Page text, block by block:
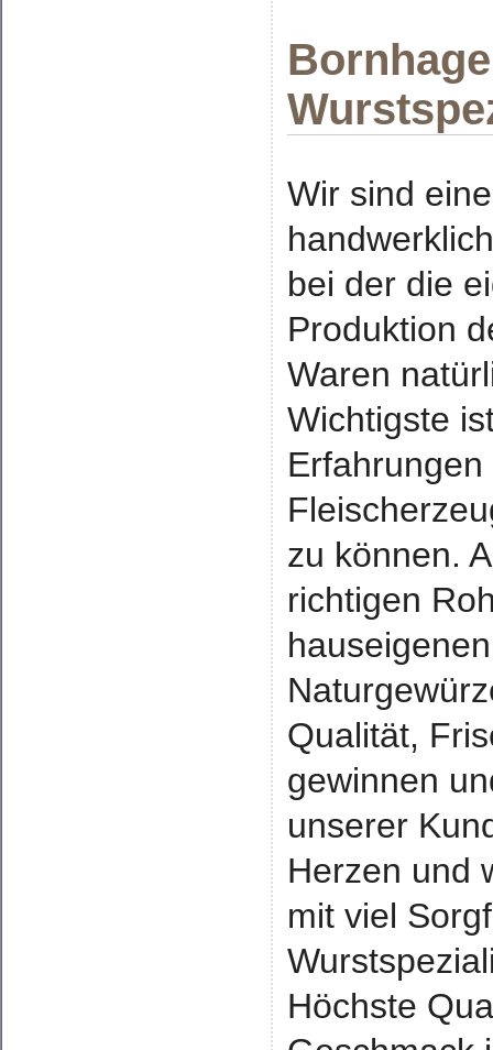
Wir sind
bei der die
Produktion
Waren
Wichtigste
zu können.
richtigen
Qualität,
gewinnen
unserer
Herzen und
mit viel
Höchste